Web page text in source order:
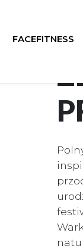
FACEFITNESS